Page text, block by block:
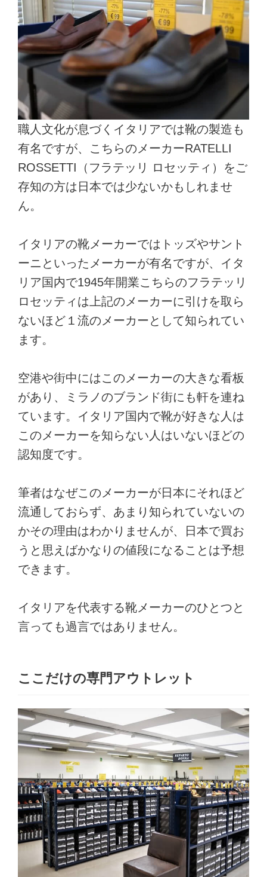
職人文化が息づくイタリアでは靴の製造も
有名ですが、こちらのメーカーRATELLI
ROSSETTI（フラテッリ ロセッティ）をご
存知の方は日本では少ないかもしれませ
ん。
イタリアの靴メーカーではトッズやサント
ーニといったメーカーが有名ですが、イタ
リア国内で1945年開業こちらのフラテッリ
ロセッティは上記のメーカーに引けを取ら
ないほど１流のメーカーとして知られてい
ます。
空港や街中にはこのメーカーの大きな看板
があり、ミラノのブランド街にも軒を連ね
ています。イタリア国内で靴が好きな人は
このメーカーを知らない人はいないほどの
認知度です。
筆者はなぜこのメーカーが日本にそれほど
流通しておらず、あまり知られていないの
かその理由はわかりませんが、日本で買お
うと思えばかなりの値段になることは予想
できます。
イタリアを代表する靴メーカーのひとつと
言っても過言ではありません。
ここだけの専門アウトレット